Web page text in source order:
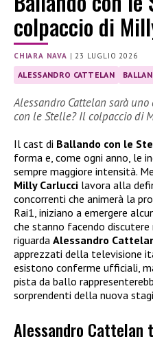
colpaccio di
CHIARA NAVA |23 LUGLIO 2026
ALESSANDRO CATTELAN
Alessandro Cattelan sarà
con le Stelle? Il colpaccio di
Il cast di Ballando con le
forma e, come ogni anno, le
sempre maggiore intensità.
Milly Carlucci lavora alla
concorrenti che animerà la
Rai1, iniziano a emergere
che stanno facendo
riguarda Alessandro
apprezzati della televisione
esistono conferme ufficiali,
pista da ballo
sorprendenti della nuova
Alessandro Cattelan